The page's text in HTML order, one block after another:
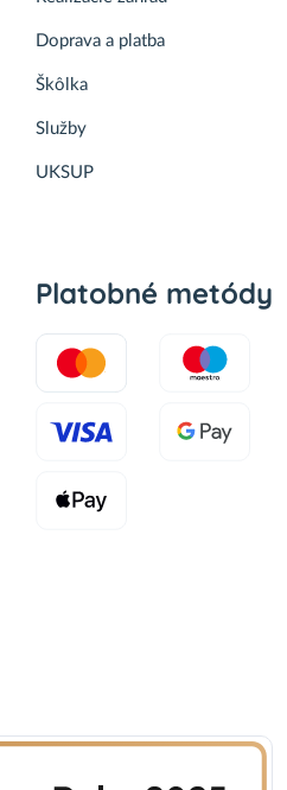
Doprava a platba
Škôlka
Služby
UKSUP
Platobné metódy